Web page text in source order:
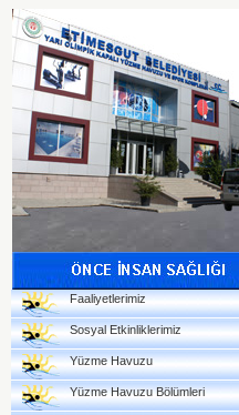
Faaliyetlerimiz
Sosyal Etkinliklerimiz
Yüzme Havuzu
Yüzme Havuzu Bölümleri